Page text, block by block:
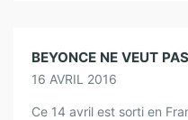
16 AVRIL 2016
Ce 14 avril est sorti en